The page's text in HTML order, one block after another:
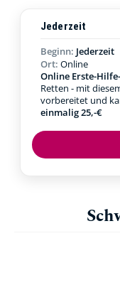
Jederzeit
Beginn: Jederzeit
Ort: Online
Online Erste-
Retten - mit
vorbereitet und
einmalig 25,-€